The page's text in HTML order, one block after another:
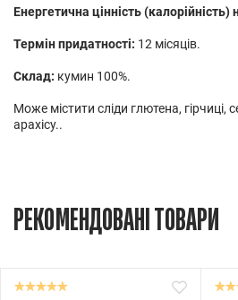
Енергетична цінність (калорійність)
Термін придатності: 12 місяців.
Склад: кумин 100%.
Може містити сліди глютена, гірчиці,
арахісу..
РЕКОМЕНДОВАНІ ТОВАРИ